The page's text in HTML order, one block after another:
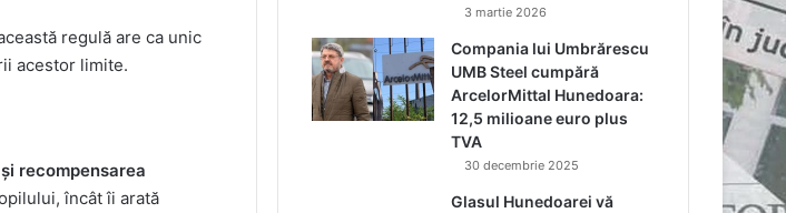
regulă are ca unic
acestor limite.
recompensarea
încât îi arată
3 martie 2026
Compania lui Umbrărescu
UMB Steel cumpără
ArcelorMittal Hunedoara:
12,5 milioane euro plus
TVA
30 decembrie 2025
Glasul Hunedoarei vă